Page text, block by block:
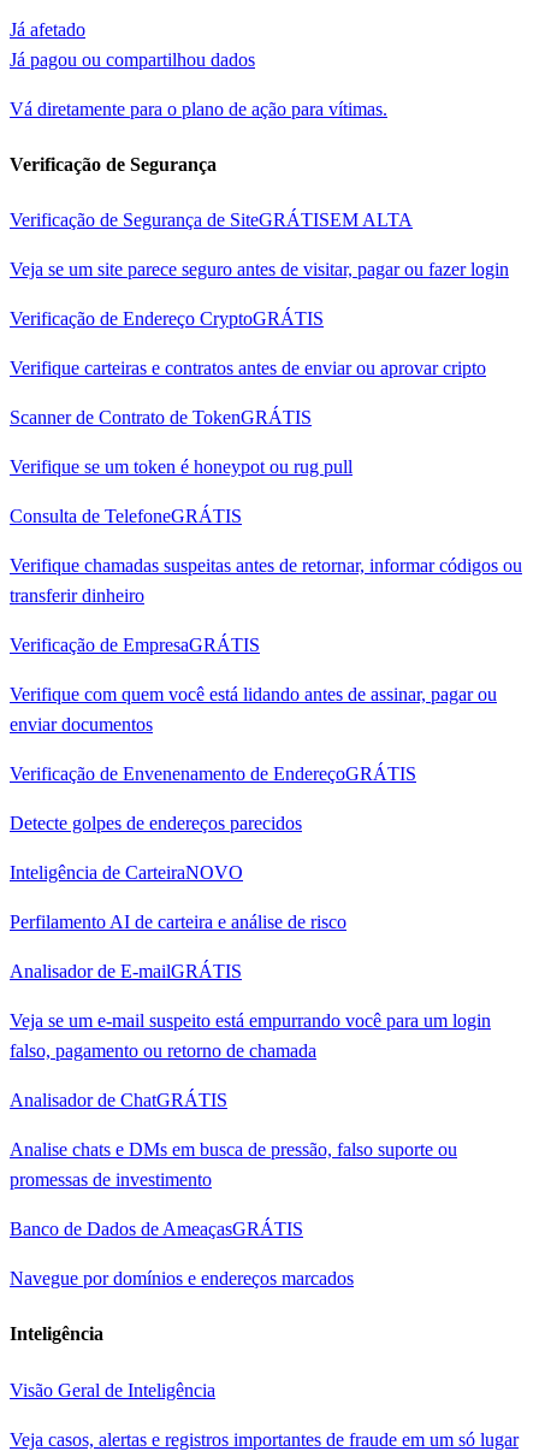
Já afetado
Já pagou ou compartilhou dados
Vá diretamente para o plano de ação para vítimas.
Verificação de Segurança
Verificação de Segurança de SiteGRÁTISEM ALTA
Veja se um site parece seguro antes de visitar, pagar ou fazer login
Verificação de Endereço CryptoGRÁTIS
Verifique carteiras e contratos antes de enviar ou aprovar cripto
Scanner de Contrato de TokenGRÁTIS
Verifique se um token é honeypot ou rug pull
Consulta de TelefoneGRÁTIS
Verifique chamadas suspeitas antes de retornar, informar códigos ou
transferir dinheiro
Verificação de EmpresaGRÁTIS
Verifique com quem você está lidando antes de assinar, pagar ou
enviar documentos
Verificação de Envenenamento de EndereçoGRÁTIS
Detecte golpes de endereços parecidos
Inteligência de CarteiraNOVO
Perfilamento AI de carteira e análise de risco
Analisador de E-mailGRÁTIS
Veja se um e-mail suspeito está empurrando você para um login
falso, pagamento ou retorno de chamada
Analisador de ChatGRÁTIS
Analise chats e DMs em busca de pressão, falso suporte ou
promessas de investimento
Banco de Dados de AmeaçasGRÁTIS
Navegue por domínios e endereços marcados
Inteligência
Visão Geral de Inteligência
Veja casos, alertas e registros importantes de fraude em um só lugar